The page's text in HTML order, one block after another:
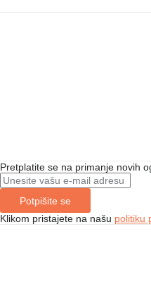
Pretplatite se na primanje novih
Potpišite se
Klikom pristajete na našu politiku